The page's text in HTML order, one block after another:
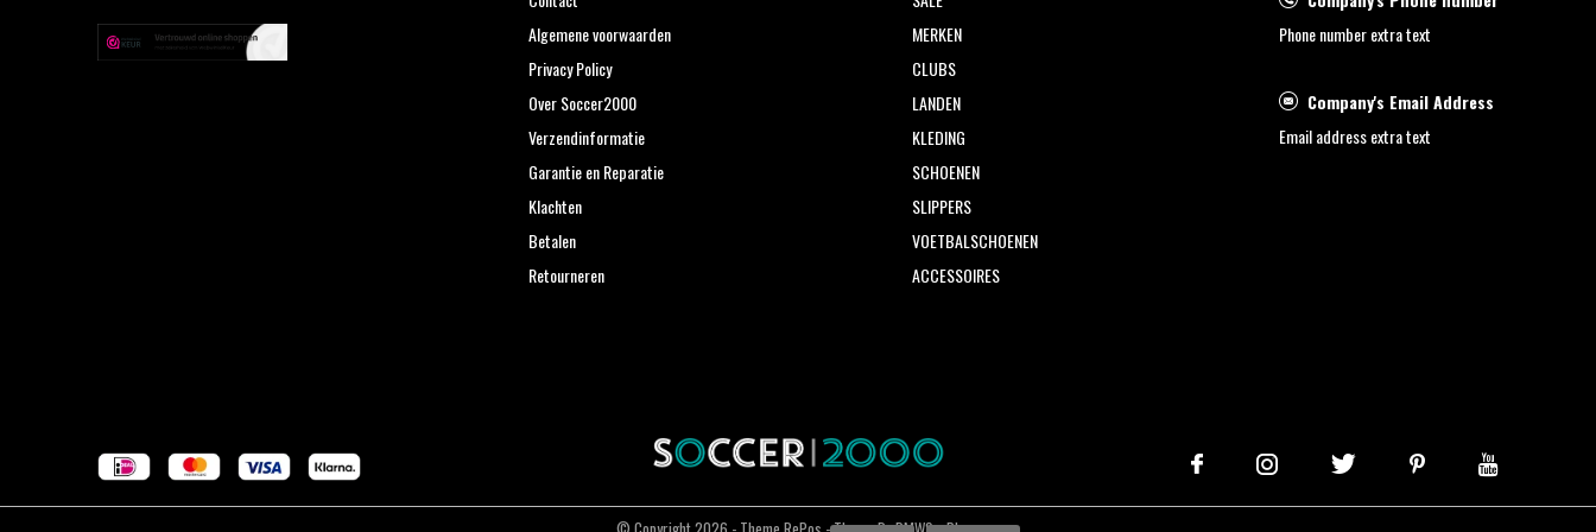
Algemene voorwaarden
Privacy Policy
Over Soccer2000
Verzendinformatie
Garantie en Reparatie
Klachten
Betalen
Retourneren
MERKEN
CLUBS
LANDEN
KLEDING
SCHOENEN
SLIPPERS
VOETBALSCHOENEN
ACCESSOIRES
Phone number extra text
Company's Email Address
Email address extra text